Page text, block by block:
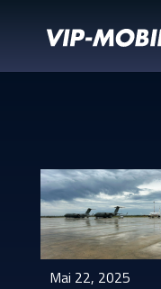
Mai 22, 2025